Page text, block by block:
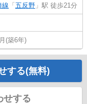
線 「五反野 」駅 徒歩21分
(築6年)
する(無料)
せする